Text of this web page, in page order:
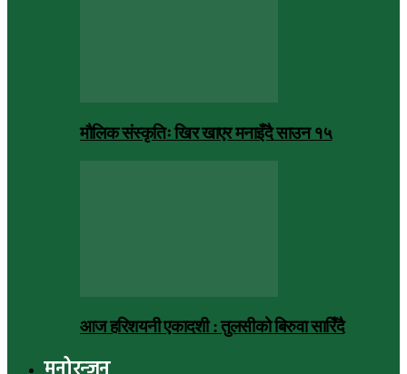
मौलिक संस्कृतिः खिर खाएर मनाइँदै साउन १५
आज हरिशयनी एकादशी : तुलसीको बिरुवा सारिँदै